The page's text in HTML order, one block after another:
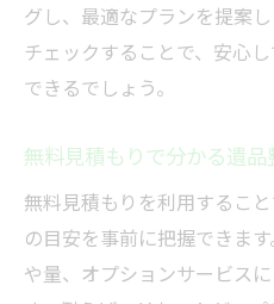
グし、最適なプランを提案
チェックすることで、安心
できるでしょう。
無料見積もりで分かる遺
無料見積もりを利用するこ
の目安を事前に把握できま
や量、オプションサービス